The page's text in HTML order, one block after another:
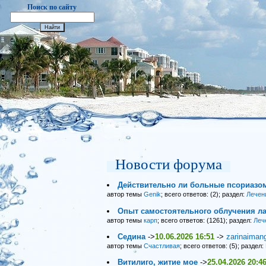
Поиск по сайту
Новости форума
Действительно ли больные
автор темы Genik; всего ответов: (2); раздел:
Опыт самостоятельного облучения
автор темы карп; всего ответов: (1261); раздел:
Седина->10.06.2026 16:51->
автор темы Счастливая; всего ответов: (5); раздел:
Витилиго, житие мое->25.04.2026 20:46